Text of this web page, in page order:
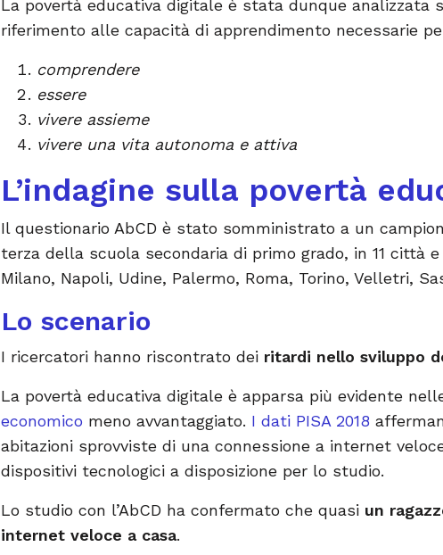
La povertà educativa digitale è stata dunque analizzata
riferimento alle capacità di apprendimento necessarie
comprendere
essere
vivere assieme
vivere una vita autonoma e attiva
L’indagine sulla povertà
Il questionario AbCD è stato somministrato a un
terza della scuola secondaria di primo grado, in 11 città
Milano, Napoli, Udine, Palermo, Roma, Torino, Velletri,
Lo scenario
I ricercatori hanno riscontrato dei ritardi nello sviluppo
La povertà educativa digitale è apparsa più evidente
economico meno avvantaggiato. I dati PISA 2018
abitazioni sprovviste di una connessione a internet
dispositivi tecnologici a disposizione per lo studio.
Lo studio con l’AbCD ha confermato che quasi un
internet veloce a casa.